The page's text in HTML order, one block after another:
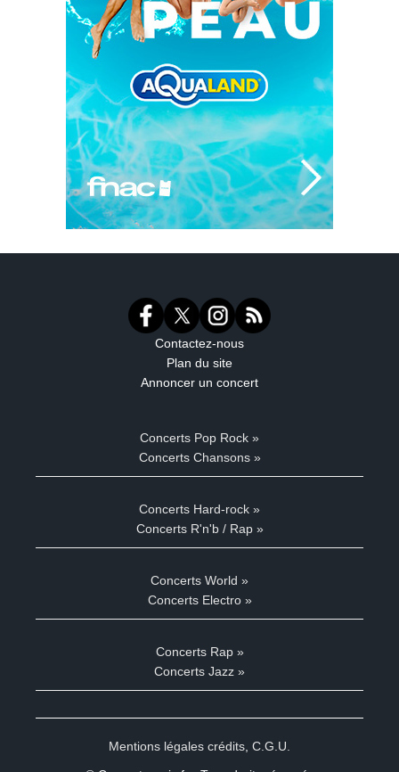
Contactez-nous
Plan du site
Annoncer un concert
Concerts Pop Rock »
Concerts Chansons »
Concerts Hard-rock »
Concerts R'n'b / Rap »
Concerts World »
Concerts Electro »
Concerts Rap »
Concerts Jazz »
Mentions légales crédits C.G.U.